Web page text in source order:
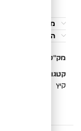
משלוחים והחזרות
הוראות כביסה
מק"ט:
קטגוריות:
קיץ